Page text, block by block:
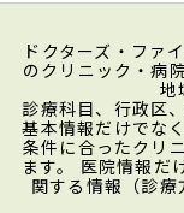
ドクターズ・ファ
のクリニック・病
地
診療科目、行政区
基本情報だけでな
条件に合ったクリ
ます。 医院情報だ
関する情報（診療